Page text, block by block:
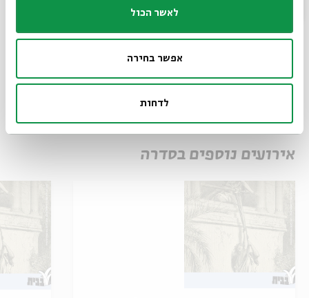
לאשר הכול
אפשר בחירה
לדחות
שיתוף הוספה ליומן הרשמה לאירועים דומים
אירועים נוספים בסדרה